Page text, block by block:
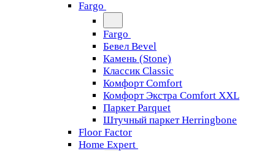
Fargo
Fargo
Бевел Bevel
Камень (Stone)
Классик Classic
Комфорт Comfort
Комфорт Экстра Comfort XXL
Паркет Parquet
Штучный паркет Herringbone
Floor Factor
Home Expert